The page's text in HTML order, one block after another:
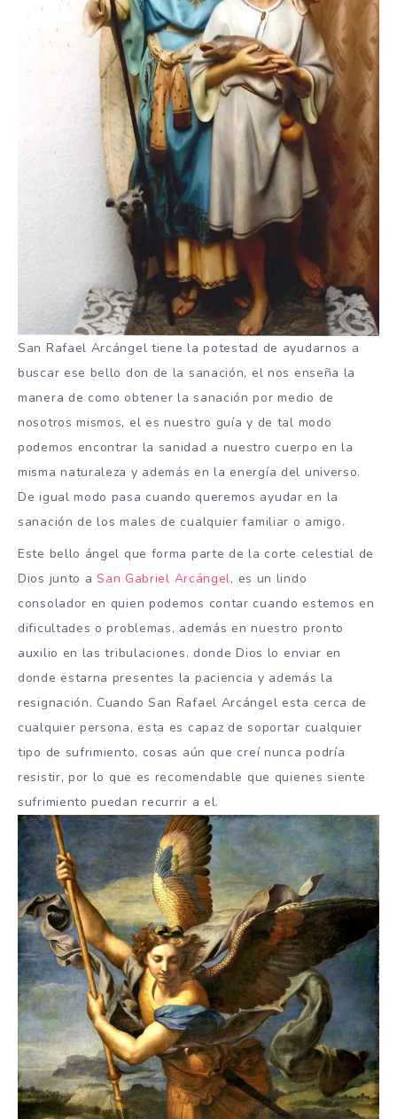
San Rafael Arcángel tiene la potestad de ayudarnos a
buscar ese bello don de la sanación, el nos enseña la
manera de como obtener la sanación por medio de
nosotros mismos, el es nuestro guía y de tal modo
podemos encontrar la sanidad a nuestro cuerpo en la
misma naturaleza y además en la energía del universo.
De igual modo pasa cuando queremos ayudar en la
sanación de los males de cualquier familiar o amigo.
Este bello ángel que forma parte de la corte celestial de
Dios junto a San Gabriel Arcángel, es un lindo
consolador en quien podemos contar cuando estemos en
dificultades o problemas, además en nuestro pronto
auxilio en las tribulaciones. donde Dios lo enviar en
donde estarna presentes la paciencia y además la
resignación. Cuando San Rafael Arcángel esta cerca de
cualquier persona, esta es capaz de soportar cualquier
tipo de sufrimiento, cosas aún que creí nunca podría
resistir, por lo que es recomendable que quienes siente
sufrimiento puedan recurrir a el.